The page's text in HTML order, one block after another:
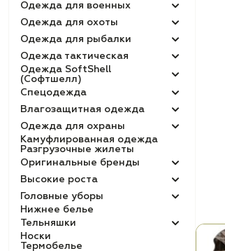
Одежда для военных
Одежда для охоты
Одежда для рыбалки
Одежда тактическая
Одежда SoftShell
(Софтшелл)
Спецодежда
Влагозащитная одежда
Одежда для охраны
Камуфлированная одежда
Разгрузочные жилеты
Оригинальные бренды
Высокие роста
Головные уборы
Нижнее белье
Тельняшки
Носки
Термобелье